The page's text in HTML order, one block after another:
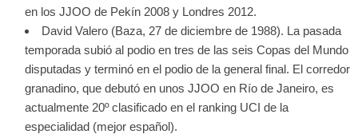
en los JJOO de Pekín 2008 y Londres 2012.
David Valero (Baza, 27 de diciembre de 1988). La pasada
temporada subió al podio en tres de las seis Copas del Mundo
disputadas y terminó en el podio de la general final. El corredor
granadino, que debutó en unos JJOO en Río de Janeiro, es
actualmente 20º clasificado en el ranking UCI de la
especialidad (mejor español).